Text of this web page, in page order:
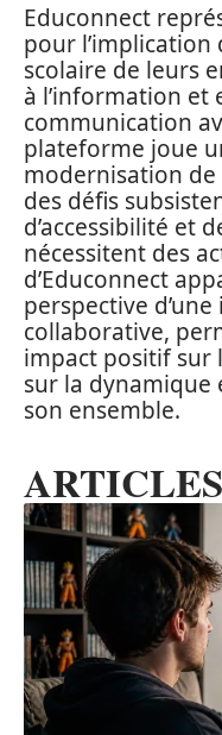
Educonnect
pour l’implication
scolaire de leurs
à l’information et
communication
plateforme joue
modernisation de
des défis
d’accessibilité et
nécessitent des
d’Educonnect
perspective
collaborative,
impact positif sur
sur la dynamique
son ensemble.